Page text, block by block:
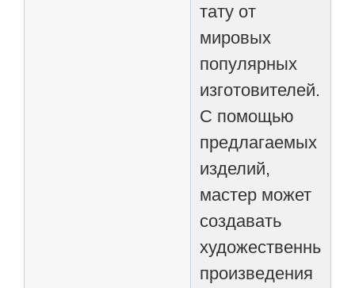
тату от
мировых
популярных
изготовителей.
С помощью
предлагаемых
изделий,
мастер может
создавать
художественные
произведения